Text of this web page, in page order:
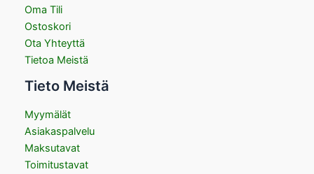
Oma Tili
Ostoskori
Ota Yhteyttä
Tietoa Meistä
Tieto Meistä
Myymälät
Asiakaspalvelu
Maksutavat
Toimitustavat